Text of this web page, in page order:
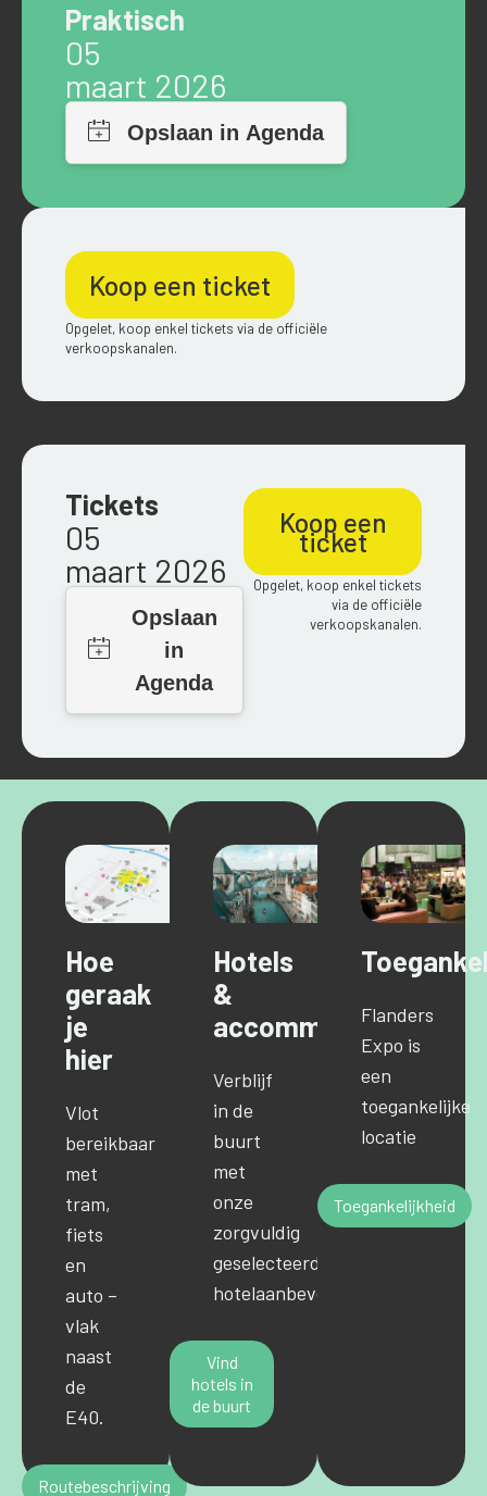
Praktisch
05
maart 2026
Koop een ticket
Opgelet, koop enkel tickets via de officiële
verkoopskanalen.
Tickets
05
maart 2026
Koop een
ticket
Opgelet, koop enkel tickets
via de officiële
verkoopskanalen.
Hoe
geraak
je
hier
Vlot
bereikbaar
met
tram,
fiets
en
auto –
vlak
naast
de
E40.
Routebeschrijving
Hotels
&
accommodaties
Verblijf
in de
buurt
met
onze
zorgvuldig
geselecteerde
hotelaanbevelingen.
Vind
hotels in
de buurt
Flanders
Expo is
een
toegankelijke
locatie
Toegankelijkheid